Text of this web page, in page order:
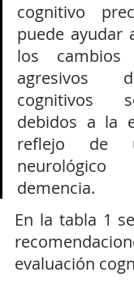
cognitivo
puede ayudar
los cambios
agresivos
cognitivos
debidos a la
reflejo de
demencia.
En la tabla 1
evaluación